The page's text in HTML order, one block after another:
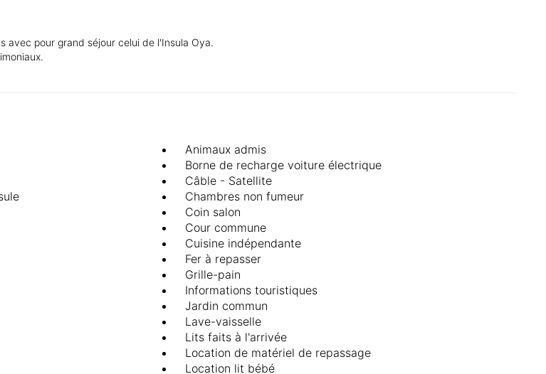
avec pour grand séjour celui de l'Insula Oya.
Animaux admis
Borne de recharge voiture électrique
Câble - Satellite
Chambres non fumeur
Coin salon
Cour commune
Cuisine indépendante
Fer à repasser
Grille-pain
Informations touristiques
Jardin commun
Lave-vaisselle
Lits faits à l'arrivée
Location de matériel de repassage
Location lit bébé